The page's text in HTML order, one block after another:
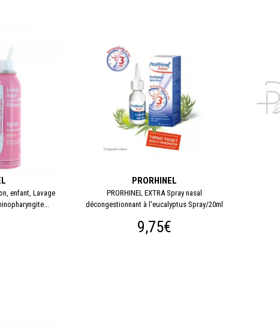
enfant, Lavage
PRORHINEL
PRORHINEL EXTRA Spray nasal
décongestionnant à l'eucalyptus Spray/20ml
9,75€